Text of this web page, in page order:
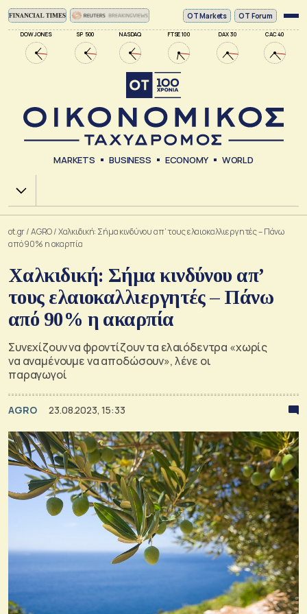
DOW JONES SP 500 NASDAQ FTSE 100 DAX 30 CAC 40
ΟΤ Markets OT Forum
MARKETS BUSINESS ECONOMY WORLD
Χ.Α.
ot.gr/AGRO/Χαλκιδική: Σήμα κινδύνου απ’ τους ελαιοκαλλιεργητές – Πάνω
από 90% η ακαρπία
Χαλκιδική: Σήμα κινδύνου απ’
τους ελαιοκαλλιεργητές – Πάνω
από 90% η ακαρπία
Συνεχίζουν να φροντίζουν τα ελαιόδεντρα «χωρίς
να αναμένουμε να αποδώσουν», λένε οι
παραγωγοί
AGRO 23.08.2023, 15:33